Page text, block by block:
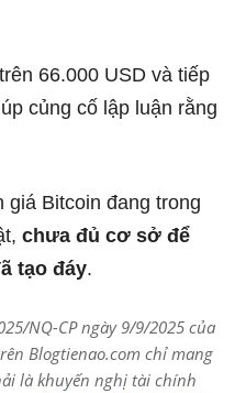
66.000 USD và tiếp
củng cố lập luận rằng
giá Bitcoin đang trong
chưa đủ cơ sở để
tạo đáy.
NQ-CP ngày 9/9/2025 của
Blogtienao.com chỉ mang
là khuyến nghị tài chính